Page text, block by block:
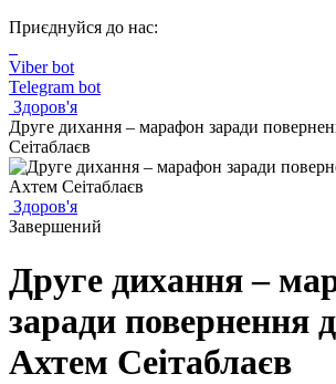
Приєднуйся до нас:
Viber bot
Telegram bot
Здоров'я
Друге дихання – марафон заради
Сеітаблаєв
Здоров'я
Завершений
Друге дихання –
заради повернення
Ахтем Сеітаблаєв